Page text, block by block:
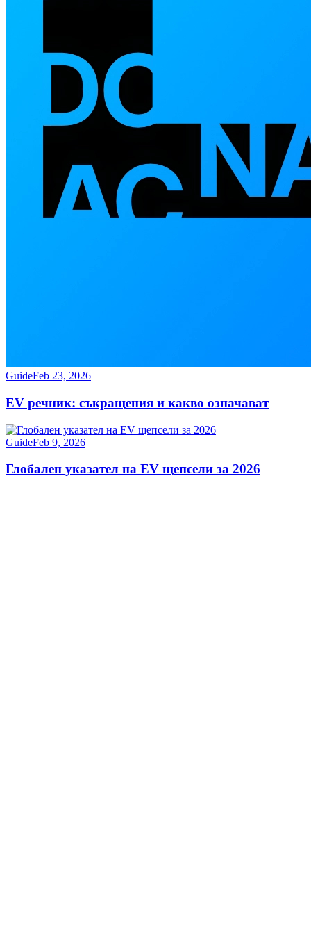
GuideFeb 23, 2026
EV речник: съкращения и какво означават
GuideFeb 9, 2026
Глобален указател на EV щепсели за 2026